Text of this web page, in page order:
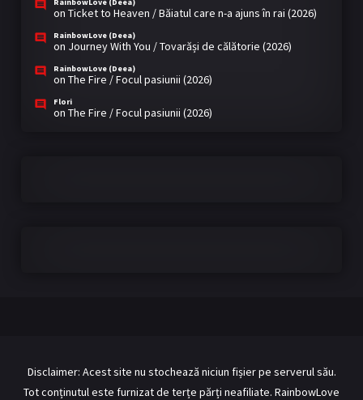
RainbowLove (Deea)
on Ticket to Heaven / Băiatul care n-a ajuns în rai (2026)
RainbowLove (Deea)
on Journey With You / Tovarăși de călătorie (2026)
RainbowLove (Deea)
on The Fire / Focul pasiunii (2026)
Flori
on The Fire / Focul pasiunii (2026)
Disclaimer: Acest site nu stochează niciun fișier pe serverul său.
Tot conținutul este furnizat de terțe părți neafiliate. RainbowLove